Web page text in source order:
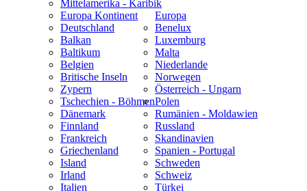
Mittelamerika - Karibik
Europa
Europa Kontinent
Deutschland
Balkan
Baltikum
Belgien
Britische Inseln
Zypern
Tschechien - Böhmen
Dänemark
Finnland
Frankreich
Griechenland
Island
Irland
Italien
Benelux
Luxemburg
Malta
Niederlande
Norwegen
Österreich - Ungarn
Polen
Rumänien - Moldawien
Russland
Skandinavien
Spanien - Portugal
Schweden
Schweiz
Türkei